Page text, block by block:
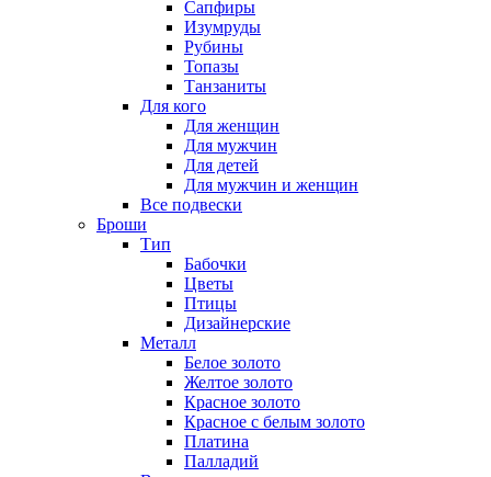
Сапфиры
Изумруды
Рубины
Топазы
Танзаниты
Для кого
Для женщин
Для мужчин
Для детей
Для мужчин и женщин
Все подвески
Броши
Тип
Бабочки
Цветы
Птицы
Дизайнерские
Металл
Белое золото
Желтое золото
Красное золото
Красное с белым золото
Платина
Палладий